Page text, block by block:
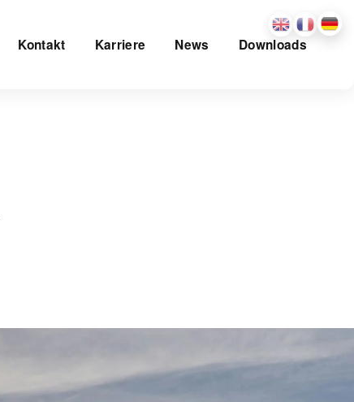
Kontakt Karriere News Downloads